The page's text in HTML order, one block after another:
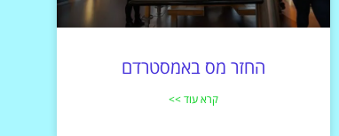
החזר מס באמסטרדם
קרא עוד >>